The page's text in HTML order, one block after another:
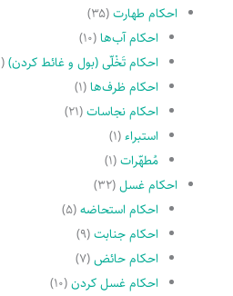
احکام طهارت(۳۵)
احکام آب‌ها(۱۰)
احکام تَخْلّى (بول و غائط کردن)(۱)
احکام ظرف‌ها(۱)
احکام نجاسات(۲۱)
استبراء(۱)
مُطهّرات(۱)
احکام غسل(۳۲)
احکام استحاضه(۵)
احکام جنابت(۹)
احکام حائض(۷)
احکام غسل کردن(۱۰)